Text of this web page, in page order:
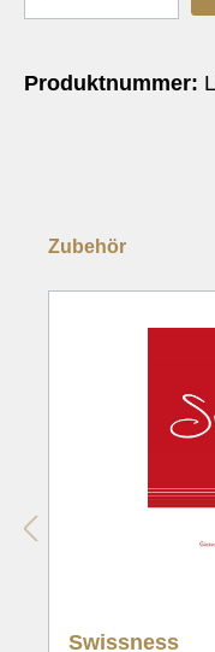
Produktnummer:
Zubehör
Swissness